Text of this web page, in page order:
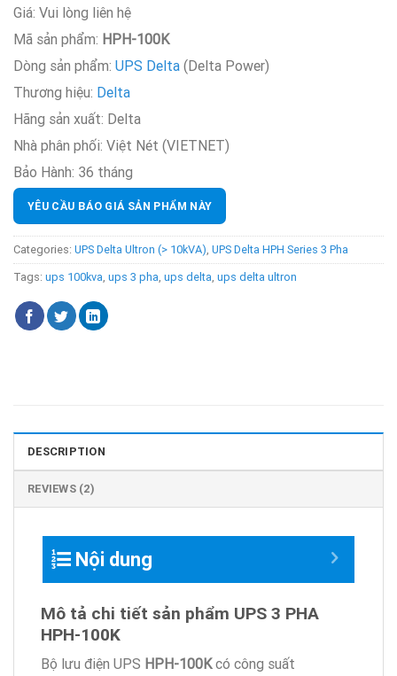
Rated5.00
based on
2
ratings
Giá: Vui lòng liên hệ
Mã sản phẩm: HPH-100K
Dòng sản phẩm: UPS Delta (Delta Power)
Thương hiệu: Delta
Hãng sản xuất: Delta
Nhà phân phối: Việt Nét (VIETNET)
Bảo Hành: 36 tháng
YÊU CẦU BÁO GIÁ SẢN PHẨM NÀY
Categories: UPS Delta Ultron (> 10kVA) UPS Delta HPH Series 3 Pha
Tags: ups 100kva ups 3 pha ups delta ups delta ultron
DESCRIPTION
REVIEWS (2)
Nội dung
Mô tả chi tiết sản phẩm UPS 3 PHA
HPH-100K
Bộ lưu điện UPS HPH-100Kcó công suất